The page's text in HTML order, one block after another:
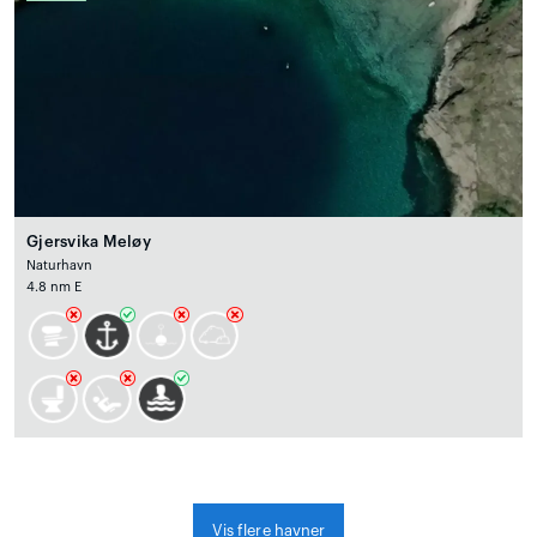
Gjersvika Meløy
Naturhavn
4.8 nm E
Vis flere havner